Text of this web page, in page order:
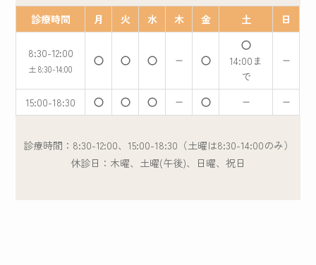
診療時間 月 火 水 木 金 土 日
8:30-12:00
土 8:30-14:00
14:00ま
で
15:00-18:30
診療時間：8:30-12:00、15:00-18:30（土曜は8:30-14:00のみ）
休診日：木曜、土曜(午後)、日曜、祝日